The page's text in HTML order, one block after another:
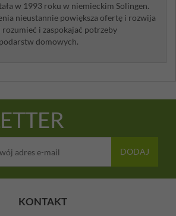
w 1993 roku w niemieckim Solingen.
nieustannie powiększa ofertę i rozwija
rozumieć i zaspokajać potrzeby
domowych.
DODAJ
KONTAKT